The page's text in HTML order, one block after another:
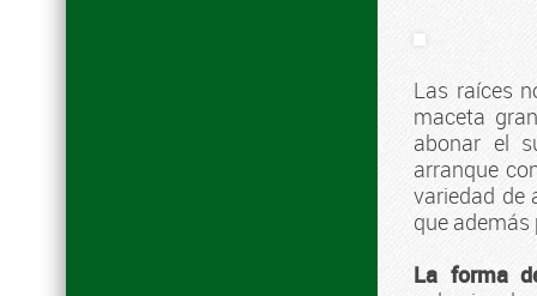
Las raíces
maceta
abonar el
arranque
variedad de
que además
La forma